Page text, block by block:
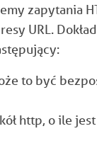
zapytania
URL.
to być
http, o ile